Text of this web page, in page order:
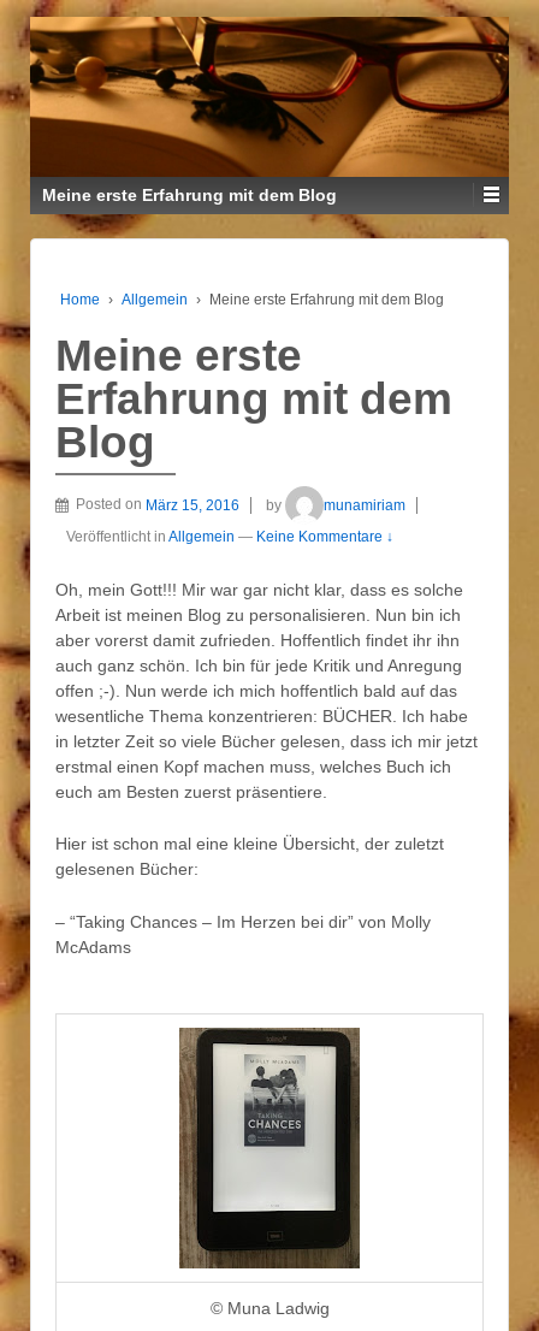
↓
ZUM
ZENTRALEN
INHALT
Meine erste Erfahrung mit dem Blog
Home › Allgemein › Meine erste Erfahrung mit dem Blog
Meine erste
Erfahrung mit dem
Blog
Posted on März 15, 2016 by
munamiriam
Veröffentlicht in Allgemein — Keine Kommentare ↓
Oh, mein Gott!!! Mir war gar nicht klar, dass es solche
Arbeit ist meinen Blog zu personalisieren. Nun bin ich
aber vorerst damit zufrieden. Hoffentlich findet ihr ihn
auch ganz schön. Ich bin für jede Kritik und Anregung
offen ;-). Nun werde ich mich hoffentlich bald auf das
wesentliche Thema konzentrieren: BÜCHER. Ich habe
in letzter Zeit so viele Bücher gelesen, dass ich mir jetzt
erstmal einen Kopf machen muss, welches Buch ich
euch am Besten zuerst präsentiere.
Hier ist schon mal eine kleine Übersicht, der zuletzt
gelesenen Bücher:
– “Taking Chances – Im Herzen bei dir” von Molly
McAdams
© Muna Ladwig